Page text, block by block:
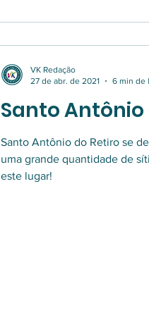
Santo Antônio
Santo Antônio do Retiro se
uma grande quantidade de
este lugar!
VK Redação
27 de abr. de 2021
6 min de